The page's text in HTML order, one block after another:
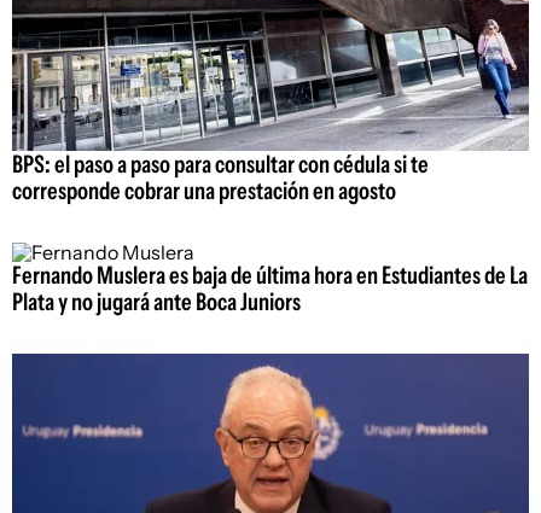
BPS: el paso a paso para consultar con cédula si te
corresponde cobrar una prestación en agosto
Fernando Muslera es baja de última hora en Estudiantes de La
Plata y no jugará ante Boca Juniors